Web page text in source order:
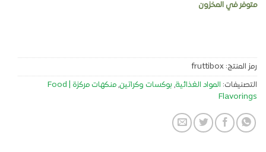
متوفر في المخزون
رمز المنتج: fruttibox
التصنيفات: المواد الغذائية, بوكسات وكراتين,
منكهات مركزة | Food
Flavorings